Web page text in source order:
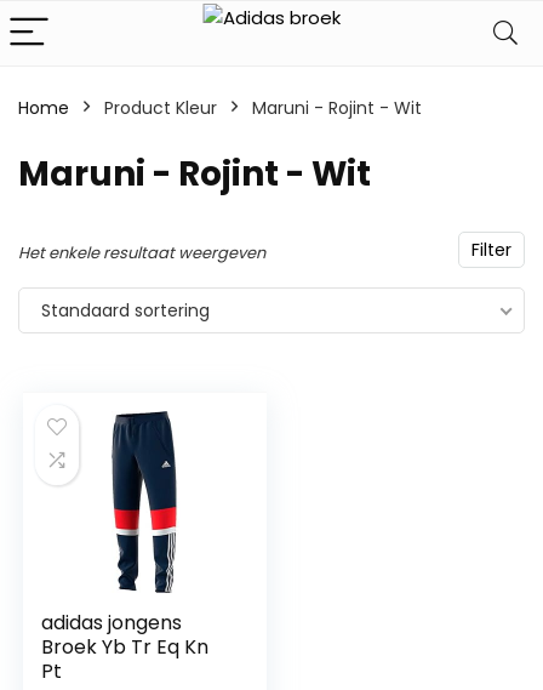
Home Product Kleur ‎Maruni - Rojint - Wit
‎Maruni - Rojint - Wit
Filter
Het enkele resultaat weergeven
Standaard sortering
adidas jongens
Broek Yb Tr Eq Kn
Pt